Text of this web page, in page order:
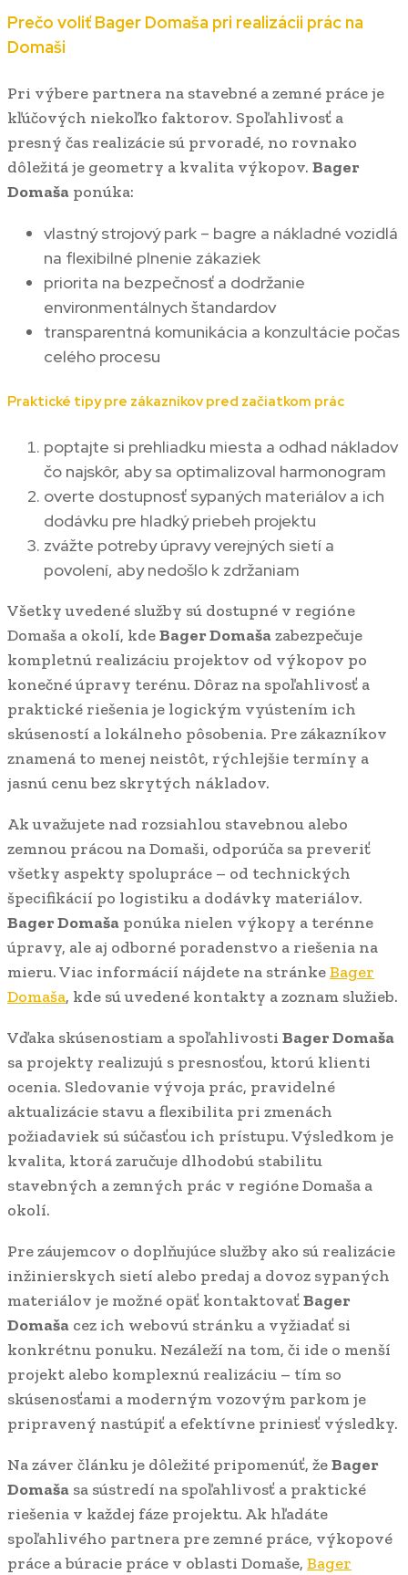
Prečo voliť Bager Domaša pri realizácii prác na
Domaši
Pri výbere partnera na stavebné a zemné práce je
kľúčových niekoľko faktorov. Spoľahlivosť a
presný čas realizácie sú prvoradé, no rovnako
dôležitá je geometry a kvalita výkopov. Bager
Domaša ponúka:
vlastný strojový park – bagre a nákladné vozidlá
na flexibilné plnenie zákaziek
priorita na bezpečnosť a dodržanie
environmentálnych štandardov
transparentná komunikácia a konzultácie počas
celého procesu
Praktické tipy pre zákazníkov pred začiatkom prác
poptajte si prehliadku miesta a odhad nákladov
čo najskôr, aby sa optimalizoval harmonogram
overte dostupnosť sypaných materiálov a ich
dodávku pre hladký priebeh projektu
zvážte potreby úpravy verejných sietí a
povolení, aby nedošlo k zdržaniam
Všetky uvedené služby sú dostupné v regióne
Domaša a okolí, kdeBager Domašazabezpečuje
kompletnú realizáciu projektov od výkopov po
konečné úpravy terénu. Dôraz na spoľahlivosť a
praktické riešenia je logickým vyústením ich
skúseností a lokálneho pôsobenia. Pre zákazníkov
znamená to menej neistôt, rýchlejšie termíny a
jasnú cenu bez skrytých nákladov.
Ak uvažujete nad rozsiahlou stavebnou alebo
zemnou prácou na Domaši, odporúča sa preveriť
všetky aspekty spolupráce – od technických
špecifikácií po logistiku a dodávky materiálov.
Bager Domaša ponúka nielen výkopy a terénne
úpravy, ale aj odborné poradenstvo a riešenia na
mieru. Viac informácií nájdete na stránkeBager
Domaša, kde sú uvedené kontakty a zoznam služieb.
Vďaka skúsenostiam a spoľahlivosti Bager Domaša
sa projekty realizujú s presnosťou, ktorú klienti
ocenia. Sledovanie vývoja prác, pravidelné
aktualizácie stavu a flexibilita pri zmenách
požiadaviek sú súčasťou ich prístupu. Výsledkom je
kvalita, ktorá zaručuje dlhodobú stabilitu
stavebných a zemných prác v regióne Domaša a
okolí.
Pre záujemcov o doplňujúce služby ako sú realizácie
inžinierskych sietí alebo predaj a dovoz sypaných
materiálov je možné opäť kontaktovaťBager
Domaša cez ich webovú stránku a vyžiadať si
konkrétnu ponuku. Nezáleží na tom, či ide o menší
projekt alebo komplexnú realizáciu – tím so
skúsenosťami a moderným vozovým parkom je
pripravený nastúpiť a efektívne priniesť výsledky.
Na záver článku je dôležité pripomenúť, žeBager
Domaša sa sústredí na spoľahlivosť a praktické
riešenia v každej fáze projektu. Ak hľadáte
spoľahlivého partnera pre zemné práce, výkopové
práce a búracie práce v oblasti Domaše, Bager